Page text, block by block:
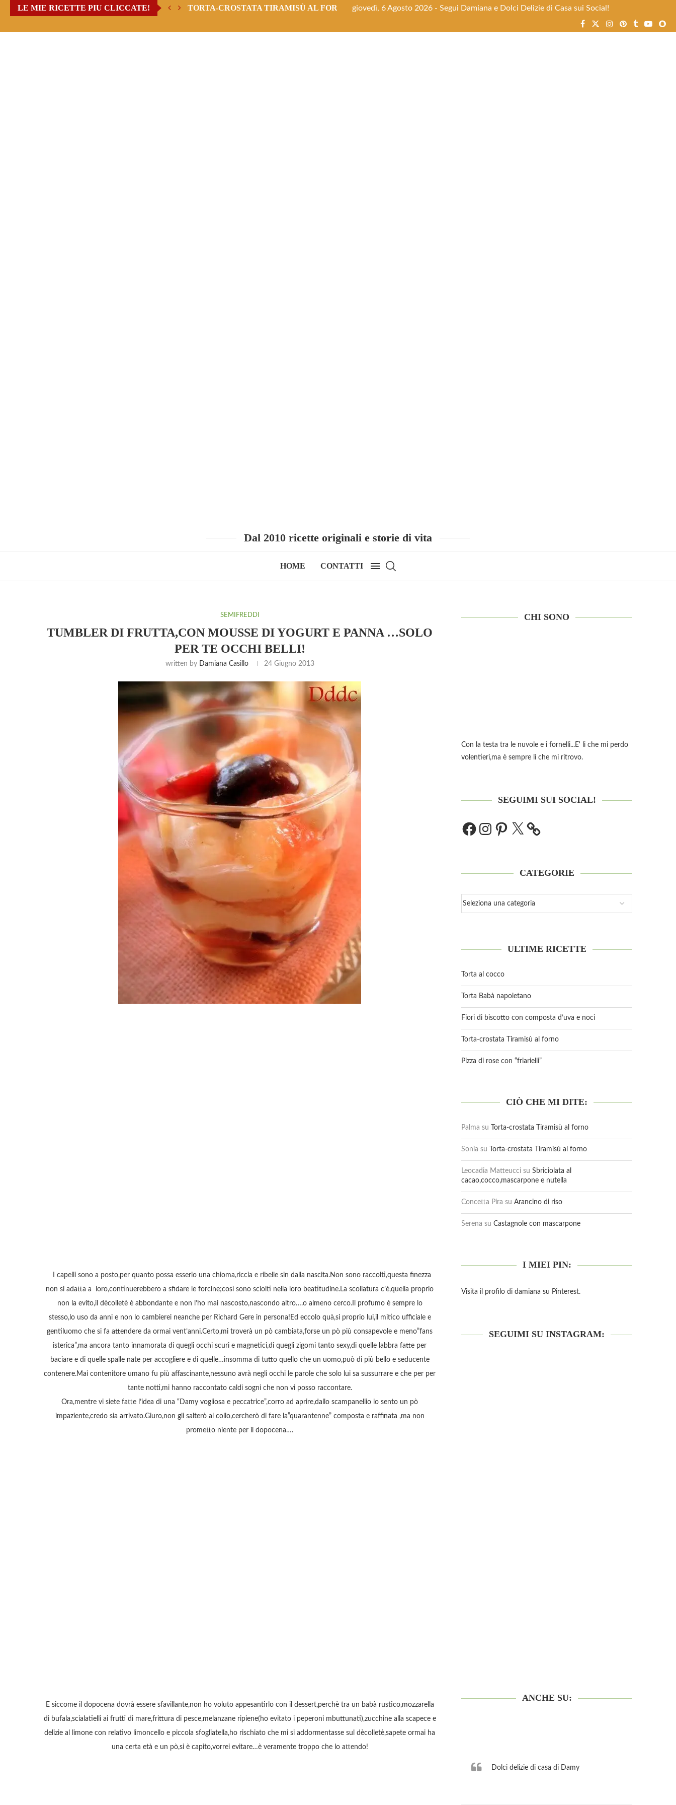
LE MIE RICETTE PIU CLICCATE! TORTA-CROSTATA TIRAMISÙ AL FORNO giovedì, 6 Agosto 2026 - Segui Damiana e Dolci Delizie di Casa sui Social!
Dal 2010 ricette originali e storie di vita
HOME CONTATTI
SEMIFREDDI
TUMBLER DI FRUTTA,CON MOUSSE DI YOGURT E PANNA …SOLO
PER TE OCCHI BELLI!
written by Damiana Casillo 24 Giugno 2013
I capelli sono a posto,per quanto possa esserlo una chioma,riccia e ribelle sin dalla nascita.Non sono raccolti,questa finezza
non si adatta a loro,continuerebbero a sfidare le forcine;così sono sciolti nella loro beatitudine.La scollatura c’è,quella proprio
non la evito,il dècolletè è abbondante e non l’ho mai nascosto,nascondo altro….o almeno cerco.Il profumo è sempre lo
stesso,lo uso da anni e non lo cambierei neanche per Richard Gere in persona!Ed eccolo quà,si proprio lui,il mitico ufficiale e
gentiluomo che si fa attendere da ormai vent’anni.Certo,mi troverà un pò cambiata,forse un pò più consapevole e meno”fans
isterica”,ma ancora tanto innamorata di quegli occhi scuri e magnetici,di quegli zigomi tanto sexy,di quelle labbra fatte per
baciare e di quelle spalle nate per accogliere e di quelle…insomma di tutto quello che un uomo,può di più bello e seducente
contenere.Mai contenitore umano fu più affascinante,nessuno avrà negli occhi le parole che solo lui sa sussurrare e che per per
tante notti,mi hanno raccontato caldi sogni che non vi posso raccontare.
Ora,mentre vi siete fatte l’idea di una “Damy vogliosa e peccatrice”,corro ad aprire,dallo scampanellio lo sento un pò
impaziente,credo sia arrivato.Giuro,non gli salterò al collo,cercherò di fare la”quarantenne” composta e raffinata ,ma non
prometto niente per il dopocena….
E siccome il dopocena dovrà essere sfavillante,non ho voluto appesantirlo con il dessert,perchè tra un babà rustico,mozzarella
di bufala,scialatielli ai frutti di mare,frittura di pesce,melanzane ripiene(ho evitato i peperoni mbuttunati),zucchine alla scapece e
delizie al limone con relativo limoncello e piccola sfogliatella,ho rischiato che mi si addormentasse sul dècolletè,sapete ormai ha
una certa età e un pò,si è capito,vorrei evitare…è veramente troppo che lo attendo!
CHI SONO
Con la testa tra le nuvole e i fornelli...E' li che mi perdo
volentieri,ma è sempre lì che mi ritrovo.
SEGUIMI SUI SOCIAL!
CATEGORIE
ULTIME RICETTE
Torta al cocco
Torta Babà napoletano
Fiori di biscotto con composta d’uva e noci
Torta-crostata Tiramisù al forno
Pizza di rose con “friarielli”
CIÒ CHE MI DITE:
Palma su Torta-crostata Tiramisù al forno
Sonia su Torta-crostata Tiramisù al forno
Leocadia Matteucci su Sbriciolata al
cacao,cocco,mascarpone e nutella
Concetta Pira su Arancino di riso
Serena su Castagnole con mascarpone
I MIEI PIN:
Visita il profilo di damiana su Pinterest.
SEGUIMI SU INSTAGRAM:
ANCHE SU:
Dolci delizie di casa di Damy